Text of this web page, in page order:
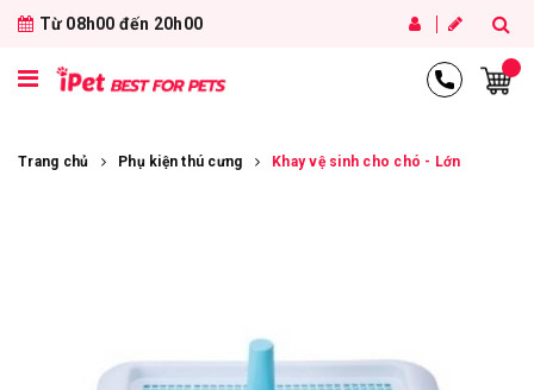
Từ 08h00 đến 20h00
Trang chủ Phụ kiện thú cưng Khay vệ sinh cho chó - Lớn